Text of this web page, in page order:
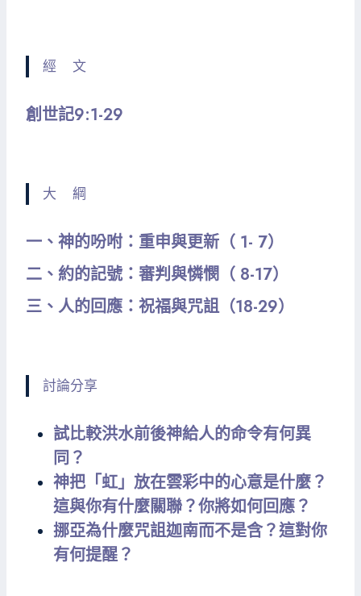
經 文
創世記9:1-29
大 綱
一、神的吩咐：重申與更新（ 1- 7）
二、約的記號：審判與憐憫（ 8-17）
三、人的回應：祝福與咒詛（18-29）
討論分享
試比較洪水前後神給人的命令有何異
同？
神把「虹」放在雲彩中的心意是什麼？
這與你有什麼關聯？你將如何回應？
挪亞為什麼咒詛迦南而不是含？這對你
有何提醒？